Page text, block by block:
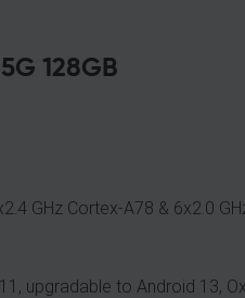
128GB
GHz Cortex-A78 & 6x2.0
upgradable to Android 13,